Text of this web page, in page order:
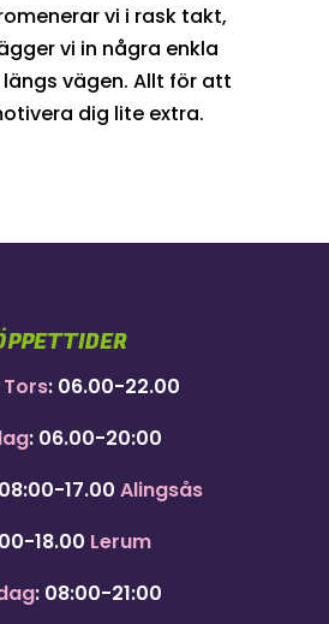
vi i rask takt,
vi in några enkla
vägen. Allt för att
dig lite extra.
: 06.00-22.00
: 06.00-20:00
17.00 Alingsås
18.00 Lerum
: 08:00-21:00